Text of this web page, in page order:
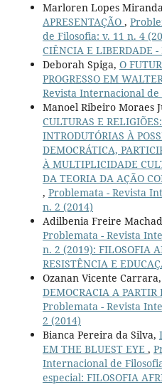
Marloren Lopes
APRESENTAÇÃO ,
de Filosofia: v. 11 n. 4
CIÊNCIA E LIBERDADE
Deborah Spiga, O
PROGRESSO EM
Revista Internacional de
Manoel Ribeiro Moraes
CULTURAS E
INTRODUTÓRIAS À
DEMOCRÁTICA,
À MULTIPLICIDADE
DA TEORIA DA AÇÃO
, Problemata - Revista
n. 2 (2014)
Adilbenia Freire
Problemata - Revista
n. 2 (2019): FILOSOFIA
RESISTÊNCIA E
Ozanan Vicente Carrara,
DEMOCRACIA A PARTIR
Problemata - Revista
2 (2014)
Bianca Pereira da Silva,
EM THE BLUEST EYE ,
Internacional de
especial: FILOSOFIA